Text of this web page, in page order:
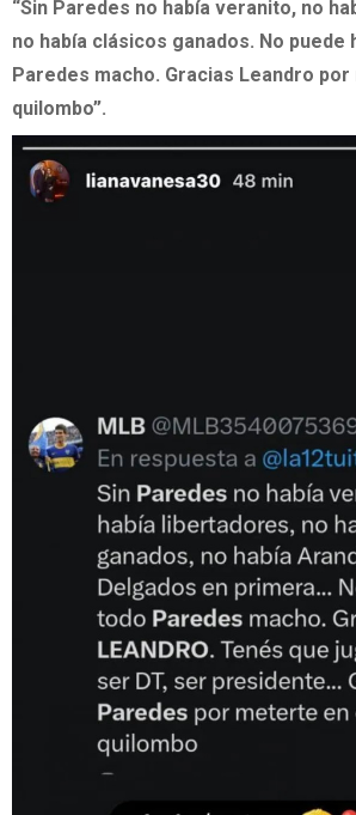
“Sin Paredes no había veranito, no
no había clásicos ganados. No puede
Paredes macho. Gracias Leandro
quilombo”.